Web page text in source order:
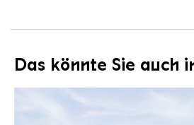
Das könnte Sie auch